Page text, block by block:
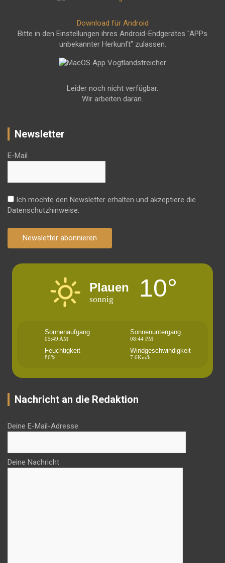
Download für Android
Bitte in den Einstellungen ihres Android-Endgerätes "APPs
unbekannter Herkunft" zulassen.
Leider noch nicht verfügbar.
Wir arbeiten daran.
Newsletter
E-Mail
Ich möchte den Newsletter erhalten und akzeptiere die
Datenschutzhinweise.
Newsletter abonnieren
Plauen
sonnig 10°
Sonnenaufgang
05:49 AM
Sonnenuntergang
08:44 PM
Feuchtigkeit
86%
Windgeschwindigkeit
7.6Km/h
Nachricht an die Redaktion
Deine E-Mail-Adresse
Deine Nachricht